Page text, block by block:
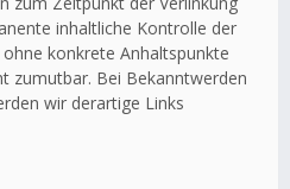
inhaltliche Kontrolle der
konkrete Anhaltspunkte
zumutbar. Bei Bekanntwerden
wir derartige Links